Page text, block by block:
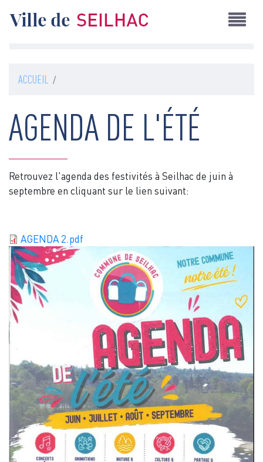
au
ACCUEIL
AGENDA DE L'ÉTÉ
Retrouvez l'agenda des festivités à Seilhac de juin à
septembre en cliquant sur le lien suivant:
Document
AGENDA 2.pdf
Image